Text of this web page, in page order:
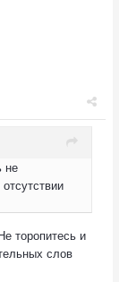
не
торопитесь и
слов